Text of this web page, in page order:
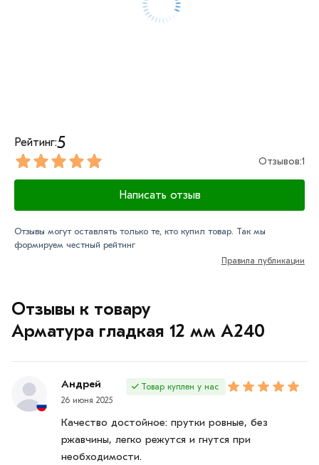
условий доставки или самовывоза.
Отзывы к товару
Арматура гладкая 12 мм A240
Андрей
26 июня 2025
Товар куплен у нас
Качество достойное: прутки ровные, без
ржавчины, легко режутся и гнутся при
необходимости.
Рейтинг:5
Отзывов:1
Написать отзыв
Отзывы могут оставлять только те, кто купил товар. Так мы
формируем честный рейтинг
Правила публикации